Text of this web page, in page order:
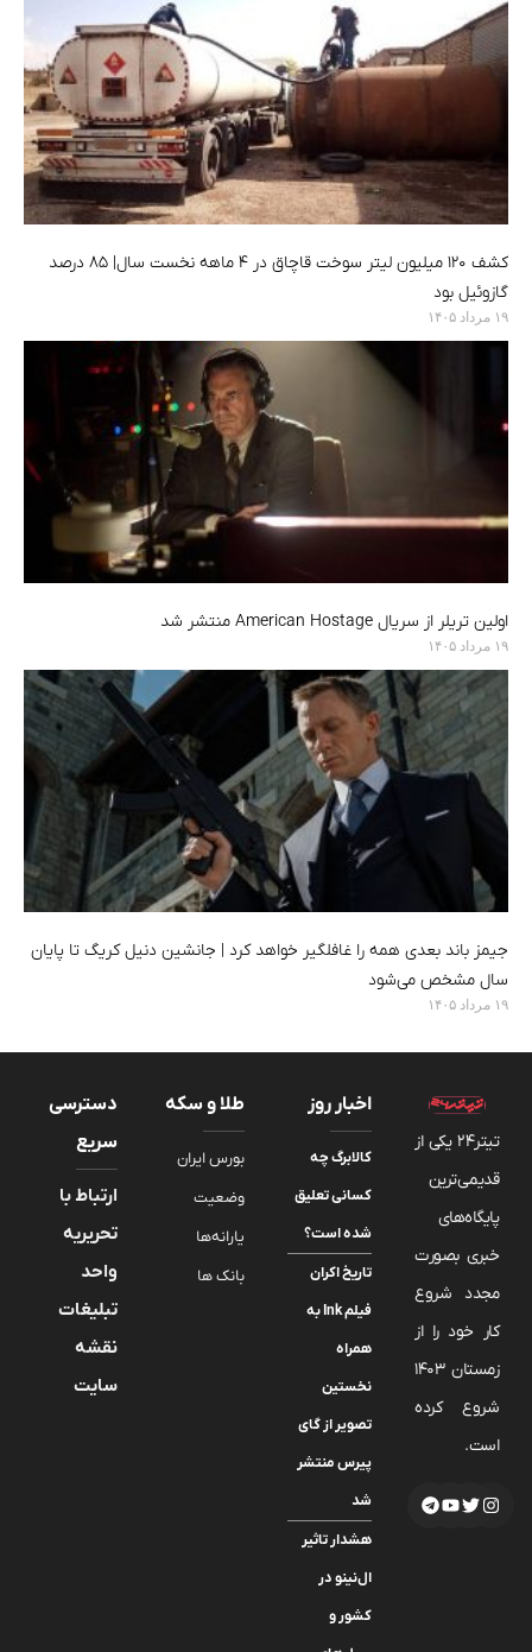
کشف ۱۲۰ میلیون لیتر سوخت قاچاق در ۴ ماهه نخست سال| ۸۵ درصد
گازوئیل بود
۱۹ مرداد ۱۴۰۵
اولین تریلر از سریال American Hostage منتشر شد
۱۹ مرداد ۱۴۰۵
جیمز باند بعدی همه را غافلگیر خواهد کرد | جانشین دنیل کریگ تا پایان
سال مشخص می‌شود
۱۹ مرداد ۱۴۰۵
تیتر24 یکی از
قدیمی‌ترین
پایگاه‌های
خبری بصورت
مجدد شروع
کار خود را از
زمستان 1403
شروع کرده
است.
اخبار روز
کالابرگ چه
کسانی تعلیق
شده است؟
تاریخ اکران
فیلم Ink به
همراه
نخستین
تصویر از گای
پیرس منتشر
شد
هشدار تاثیر
ال‌نینو در
کشور و
طلا و سکه
بورس ایران
وضعیت
یارانه‌ها
بانک ها
دسترسی
سریع
ارتباط با
تحریریه
واحد
تبلیغات
نقشه
سایت